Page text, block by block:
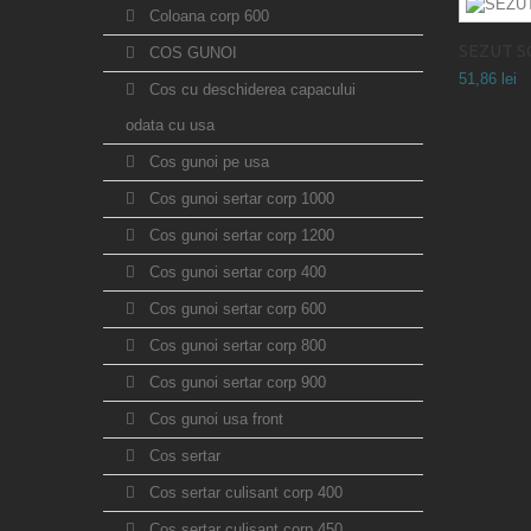
Coloana corp 600
COS GUNOI
Cos cu deschiderea capacului
odata cu usa
Cos gunoi pe usa
Cos gunoi sertar corp 1000
Cos gunoi sertar corp 1200
Cos gunoi sertar corp 400
Cos gunoi sertar corp 600
Cos gunoi sertar corp 800
Cos gunoi sertar corp 900
Cos gunoi usa front
Cos sertar
Cos sertar culisant corp 400
51,86 lei